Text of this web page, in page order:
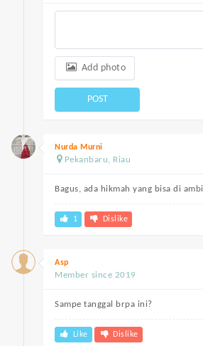
Add photo
POST
Nurda Murni
Pekanbaru, Riau
Bagus, ada hikmah yang bisa di ambil
1 Dislike
Asp
Member since 2019
Sampe tanggal brpa ini?
Like Dislike